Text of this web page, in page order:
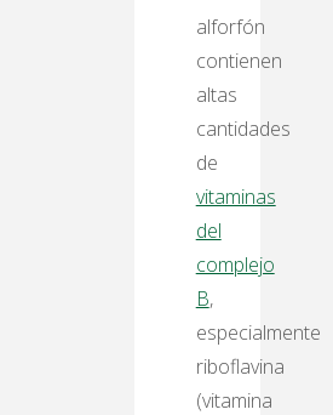
alforfón
contienen
altas
cantidades
de
vitaminas
del
complejo
B,
especialmente
riboflavina
(vitamina